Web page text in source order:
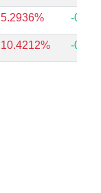
5.2936% -
10.4212% -